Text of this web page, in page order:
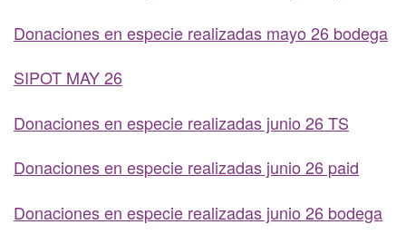
Donaciones en especie realizadas mayo 26 bodega
SIPOT MAY 26
Donaciones en especie realizadas junio 26 TS
Donaciones en especie realizadas junio 26 paid
Donaciones en especie realizadas junio 26 bodega